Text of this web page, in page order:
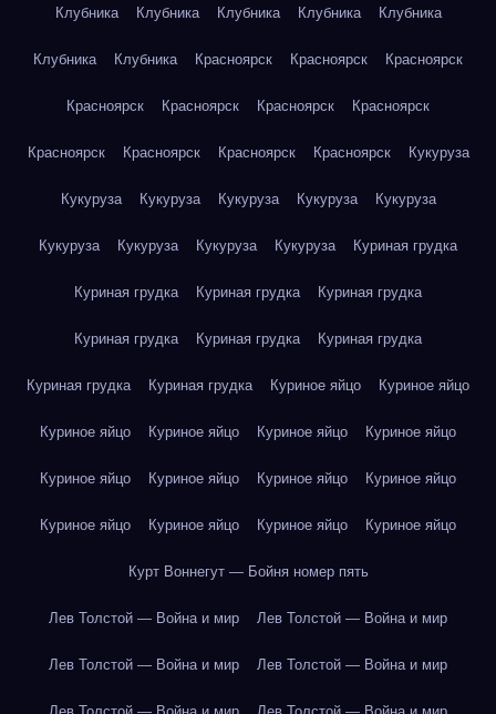
Клубника Клубника Клубника Клубника Клубника
Клубника Клубника Красноярск Красноярск Красноярск
Красноярск Красноярск Красноярск Красноярск
Красноярск Красноярск Красноярск Красноярск Кукуруза
Кукуруза Кукуруза Кукуруза Кукуруза Кукуруза
Кукуруза Кукуруза Кукуруза Кукуруза Куриная грудка
Куриная грудка Куриная грудка Куриная грудка
Куриная грудка Куриная грудка Куриная грудка
Куриная грудка Куриная грудка Куриное яйцо Куриное яйцо
Куриное яйцо Куриное яйцо Куриное яйцо Куриное яйцо
Куриное яйцо Куриное яйцо Куриное яйцо Куриное яйцо
Куриное яйцо Куриное яйцо Куриное яйцо Куриное яйцо
Курт Воннегут — Бойня номер пять
Лев Толстой — Война и мир Лев Толстой — Война и мир
Лев Толстой — Война и мир Лев Толстой — Война и мир